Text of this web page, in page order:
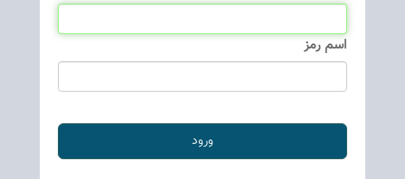
اسم رمز